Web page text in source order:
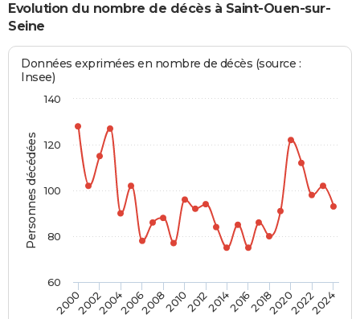
Evolution du nombre de décès à Saint-Ouen-sur-
Seine
Personnes décédées
Données exprimées en nombre de décès (source :
Insee)
2000200220042006200820102012201420162018202020222024
60
80
100
120
140